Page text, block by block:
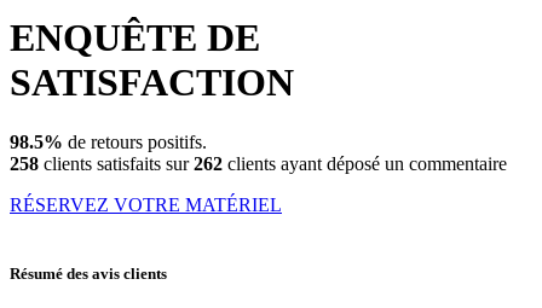
ENQUÊTE DE
SATISFACTION
98.5% de retours positifs.
258 clients satisfaits sur262 clients ayant déposé un commentaire
RÉSERVEZ VOTRE MATÉRIEL
Résumé des avis clients